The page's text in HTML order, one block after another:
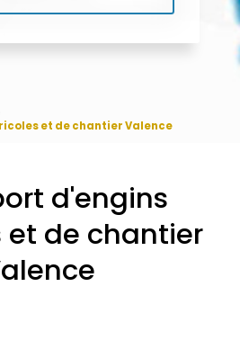
et de chantier Valence
d'engins
et de chantier